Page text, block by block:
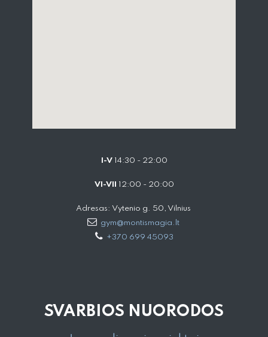
I-V14:30 - 22:00
VI-VII 12:00 - 20:00
Adresas: Vytenio g. 50, Vilnius
gym@montismagia.lt
+370 699 45093
SVARBIOS NUORODOS